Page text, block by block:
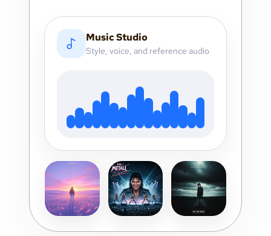
Music Studio
Style, voice, and reference audio